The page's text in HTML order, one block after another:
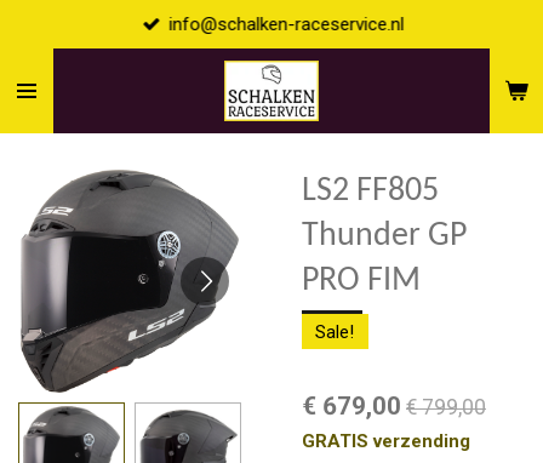
naar
info@schalken-raceservice.nl
LS2 FF805
Thunder GP
PRO FIM
Sale!
€ 679,00 € 799,00
GRATIS verzending